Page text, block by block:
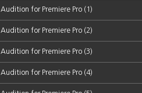
Audition for Premiere Pro (1)
Audition for Premiere Pro (2)
Audition for Premiere Pro (3)
Audition for Premiere Pro (4)